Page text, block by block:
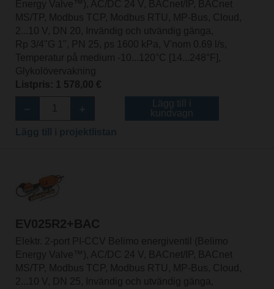
Energy Valve™), AC/DC 24 V, BACnet/IP, BACnet
MS/TP, Modbus TCP, Modbus RTU, MP-Bus, Cloud,
2...10 V, DN 20, Invändig och utvändig gänga,
Rp 3/4"G 1", PN 25, ps 1600 kPa, V'nom 0.69 l/s,
Temperatur på medium -10...120°C [14...248°F],
Glykolövervakning
Listpris: 1 578,00 €
EV025R2+BAC
Elektr. 2-port PI-CCV Belimo energiventil (Belimo
Energy Valve™), AC/DC 24 V, BACnet/IP, BACnet
MS/TP, Modbus TCP, Modbus RTU, MP-Bus, Cloud,
2...10 V, DN 25, Invändig och utvändig gänga,